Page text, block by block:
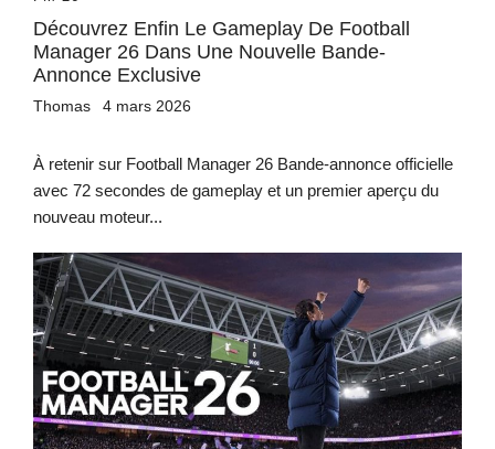
Découvrez Enfin Le Gameplay De Football
Manager 26 Dans Une Nouvelle Bande-
Annonce Exclusive
Thomas 4 mars 2026
À retenir sur Football Manager 26 Bande-annonce officielle
avec 72 secondes de gameplay et un premier aperçu du
nouveau moteur...